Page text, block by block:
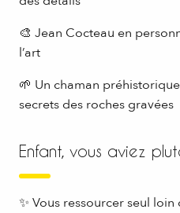
🎨 Jean Cocteau en
l’art
🌱 Un chaman
secrets des roches gravées
Enfant, vous aviez
✨ Vous ressourcer seul